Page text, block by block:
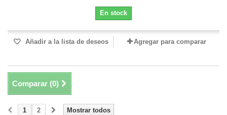
En stock
Añadir a la lista de deseos Agregar para comparar
Comparar (0)
Mostrar todos
1 2